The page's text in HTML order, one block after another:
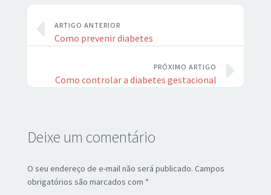
ARTIGO ANTERIOR
Como prevenir diabetes
PRÓXIMO ARTIGO
Como controlar a diabetes gestacional
Deixe um comentário
O seu endereço de e-mail não será publicado. Campos
obrigatórios são marcados com *